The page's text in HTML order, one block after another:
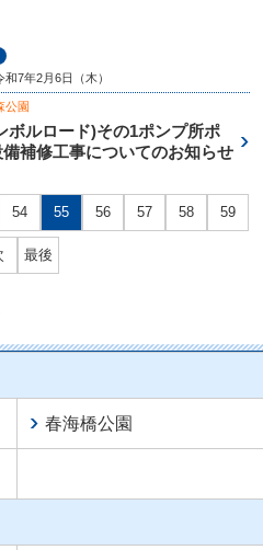
7年2月6日（木）
公園
ボルロード)その1ポンプ所ポ
補修工事についてのお知らせ
54 55 56 57 58 59
最後
春海橋公園